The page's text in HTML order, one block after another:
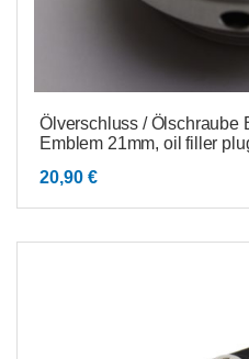
Ölverschluss / Ölschraube
Emblem 21mm, oil filler
20,90 €